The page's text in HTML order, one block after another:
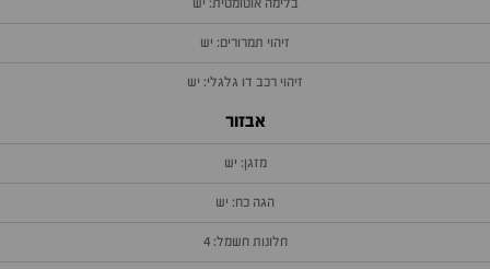
בלימה אוטומטית: יש
זיהוי תמרורים: יש
זיהוי רכב דו גלגלי: יש
אבזור
מזגן: יש
הגה כח: יש
חלונות חשמל: 4